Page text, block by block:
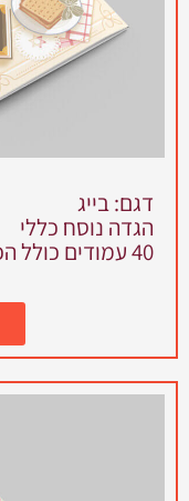
דגם: בייג
הגדה נוסח כללי
40 עמודים כולל הכריכות